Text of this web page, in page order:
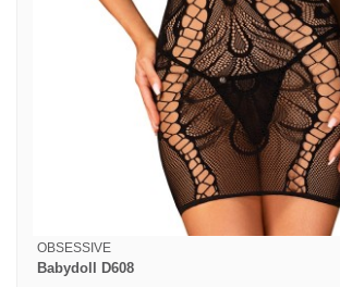
OBSESSIVE
Babydoll D608